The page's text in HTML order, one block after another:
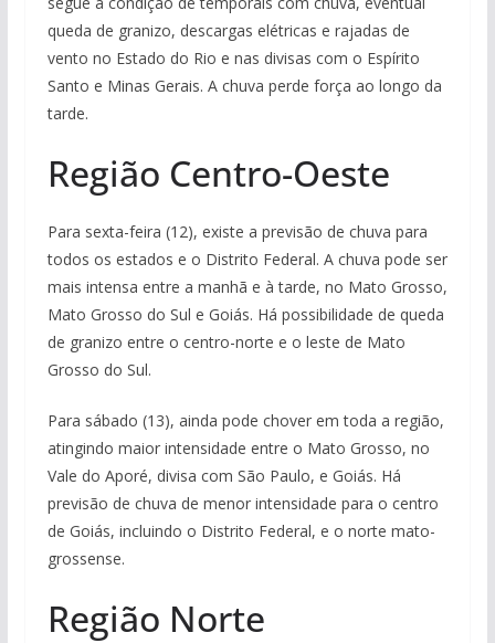
queda de granizo, descargas elétricas e rajadas de
vento no Estado do Rio e nas divisas com o Espírito
Santo e Minas Gerais. A chuva perde força ao longo da
tarde.
Região Centro-Oeste
Para sexta-feira (12), existe a previsão de chuva para
todos os estados e o Distrito Federal. A chuva pode ser
mais intensa entre a manhã e à tarde, no Mato Grosso,
Mato Grosso do Sul e Goiás. Há possibilidade de queda
de granizo entre o centro-norte e o leste de Mato
Grosso do Sul.
Para sábado (13), ainda pode chover em toda a região,
atingindo maior intensidade entre o Mato Grosso, no
Vale do Aporé, divisa com São Paulo, e Goiás. Há
previsão de chuva de menor intensidade para o centro
de Goiás, incluindo o Distrito Federal, e o norte mato-
grossense.
Região Norte